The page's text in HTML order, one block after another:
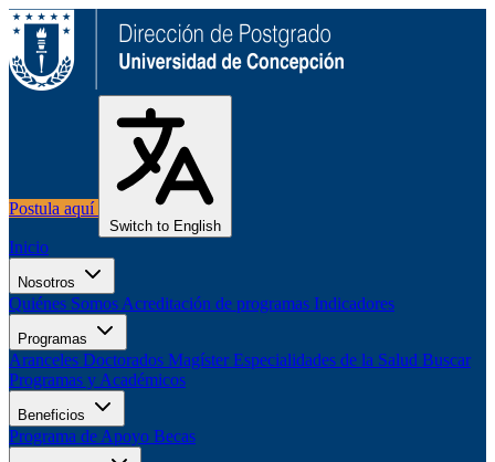
Postula aquí
Switch to English
Inicio
Nosotros
Quiénes Somos Acreditación de programas Indicadores
Programas
Aranceles Doctorados Magíster Especialidades de la Salud Buscar
Programas y Académicos
Beneficios
Programa de Apoyo Becas